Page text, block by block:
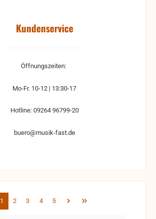
Kundenservice
Öffnungszeiten:
Mo-Fr. 10-12 | 13:30-17
Hotline: 09264 96799-20
buero@musik-fast.de
Seite
1 Seite
2 Seite
3 Seite
4 Seite
5